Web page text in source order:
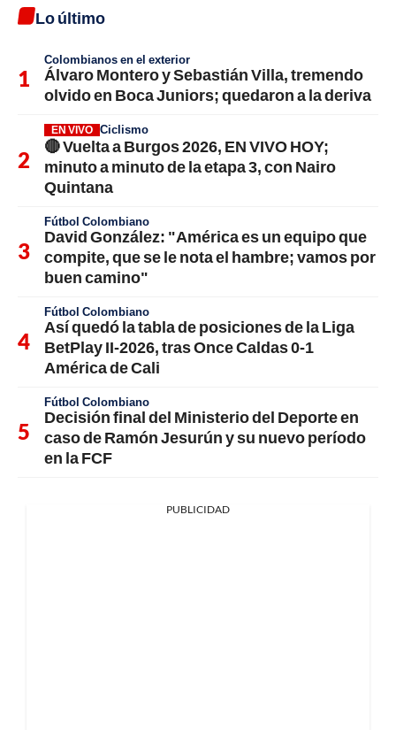
Lo último
Colombianos en el exterior
Álvaro Montero y Sebastián Villa, tremendo
olvido en Boca Juniors; quedaron a la deriva
EN VIVO Ciclismo
🔴 Vuelta a Burgos 2026, EN VIVO HOY;
minuto a minuto de la etapa 3, con Nairo
Quintana
Fútbol Colombiano
David González: "América es un equipo que
compite, que se le nota el hambre; vamos por
buen camino"
Fútbol Colombiano
Así quedó la tabla de posiciones de la Liga
BetPlay II-2026, tras Once Caldas 0-1
América de Cali
Fútbol Colombiano
Decisión final del Ministerio del Deporte en
caso de Ramón Jesurún y su nuevo período
en la FCF
PUBLICIDAD